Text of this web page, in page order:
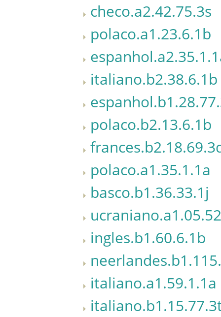
checo.a2.42.75.3s
polaco.a1.23.6.1b
italiano.b2.38.6.1b
polaco.b2.13.6.1b
polaco.a1.35.1.1a
basco.b1.36.33.1j
ingles.b1.60.6.1b
italiano.a1.59.1.1a